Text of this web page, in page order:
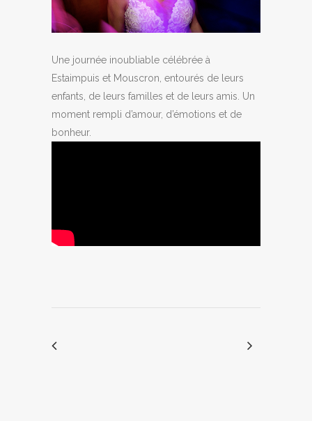
Une journée inoubliable célébrée à
Estaimpuis et Mouscron, entourés de leurs
enfants, de leurs familles et de leurs amis. Un
moment rempli d’amour, d’émotions et de
bonheur.